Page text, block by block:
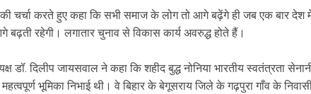
चर्चा करते हुए कहा कि सभी समाज के लोग तो आगे बढ़ेंगे ही जब एक बार देश में
बढ़ती रहेगी। लगातार चुनाव से विकास कार्य अवरुद्ध होते हैं।
डॉ. दिलीप जायसवाल ने कहा कि शहीद बुद्ध नोनिया भारतीय स्वतंत्रता
भूमिका निभाई थी। वे बिहार के बेगूसराय जिले के गढ़पुरा गाँव के